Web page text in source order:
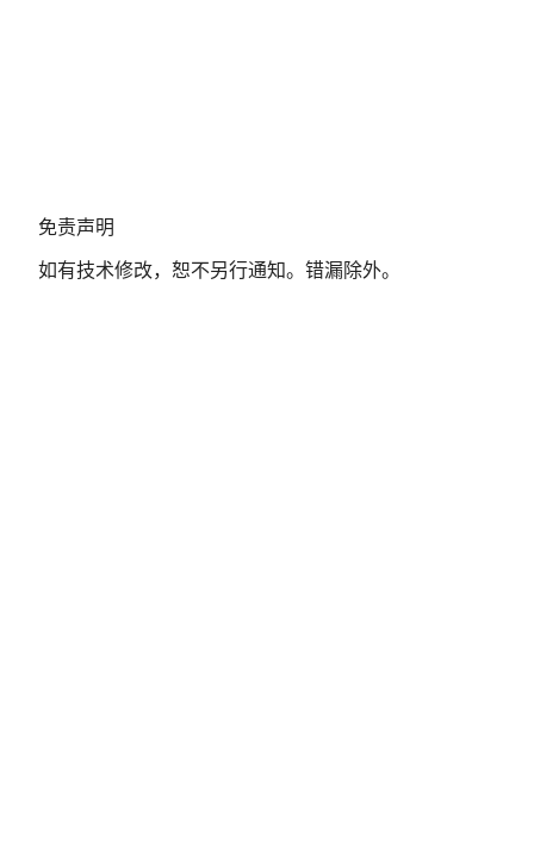
免
声
免责声明
如有技术修改，恕不另行通知。错漏除外。